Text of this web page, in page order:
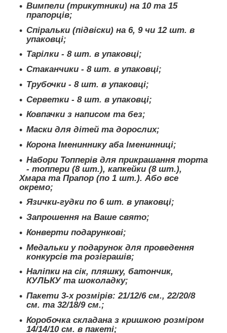
Вимпели (трикутники) на 10 та 15
прапорців;
Спіральки (підвіски) на 6, 9 чи 12 шт. в
упаковці;
Тарілки - 8 шт. в упаковці;
Стаканчики - 8 шт. в упаковці;
Трубочки - 8 шт. в упаковці;
Серветки - 8 шт. в упаковці;
Ковпачки з написом та без;
Маски для дітей та дорослих;
Корона Імениннику аба Іменинниці;
Набори Топперів для прикрашання торта
- топпери (8 шт.), капкейки (8 шт.),
Хмара та Прапор (по 1 шт.). Або все
окремо;
Язички-гудки по 6 шт. в упаковці;
Запрошення на Ваше свято;
Конверти подарункові;
Медальки у подарунок для проведення
конкурсів та розіграшів;
Наліпки на сік, пляшку, батончик,
КУЛЬКУ та шоколадку;
Пакети 3-х розмірів: 21/12/6 см., 22/20/8
см. та 32/18/9 см.;
Коробочка складана з кришкою розміром
14/14/10 см. в пакеті;